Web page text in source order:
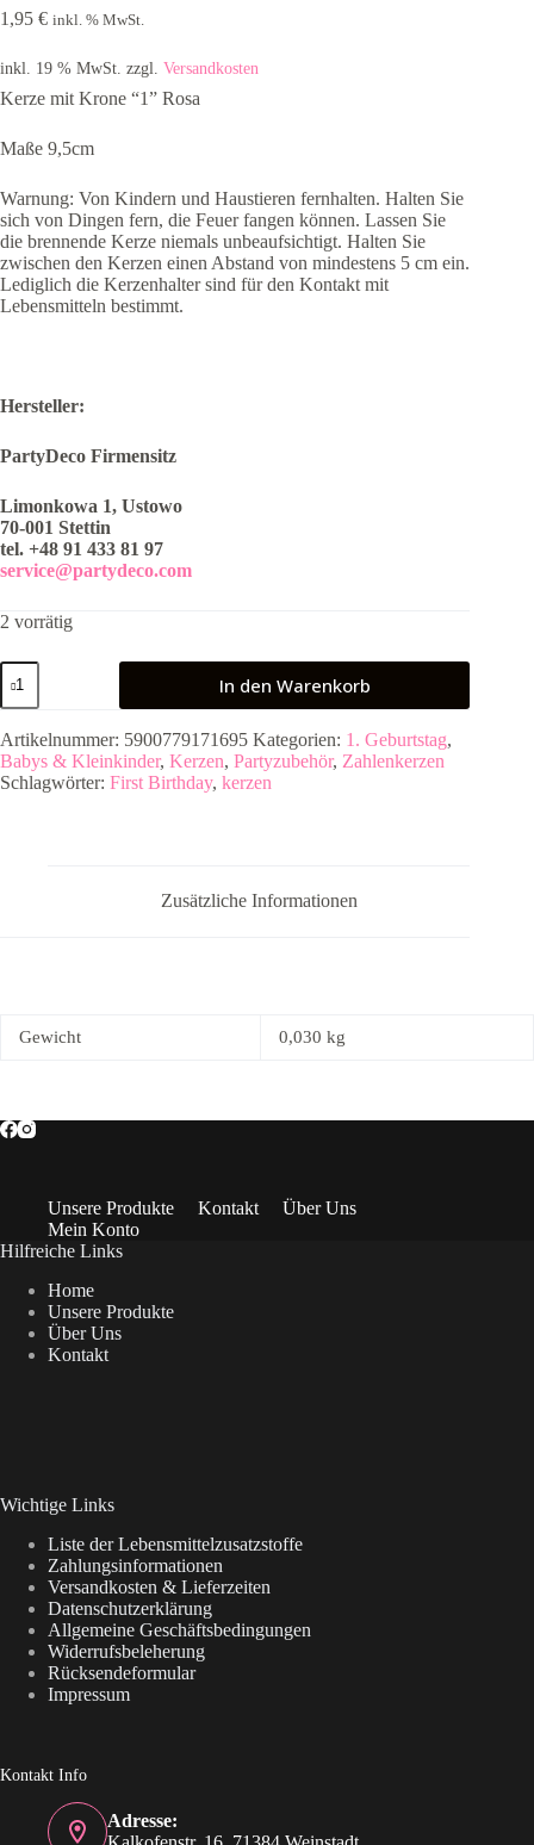
1,95 € inkl. % MwSt.
inkl. 19 % MwSt. zzgl. Versandkosten
Kerze mit Krone “1” Rosa
Maße 9,5cm
Warnung: Von Kindern und Haustieren fernhalten. Halten Sie
sich von Dingen fern, die Feuer fangen können. Lassen Sie
die brennende Kerze niemals unbeaufsichtigt. Halten Sie
zwischen den Kerzen einen Abstand von mindestens 5 cm ein.
Lediglich die Kerzenhalter sind für den Kontakt mit
Lebensmitteln bestimmt.
Hersteller:
PartyDeco Firmensitz
Limonkowa 1, Ustowo
70-001 Stettin
tel. +48 91 433 81 97
service@partydeco.com
2 vorrätig
Kerze
mit
Krone
"1"
Rosa
9,5cm
Menge
In den Warenkorb
Artikelnummer: 5900779171695 Kategorien: 1. Geburtstag,
Babys & Kleinkinder, Kerzen, Partyzubehör, Zahlenkerzen
Schlagwörter: First Birthday, kerzen
Zusätzliche Informationen
Gewicht 0,030 kg
Unsere Produkte Kontakt
Über Uns
Mein Konto
Hilfreiche Links
Home
Unsere Produkte
Über Uns
Kontakt
Wichtige Links
Liste der Lebensmittelzusatzstoffe
Zahlungsinformationen
Versandkosten & Lieferzeiten
Datenschutzerklärung
Allgemeine Geschäftsbedingungen
Widerrufsbeleherung
Rücksendeformular
Impressum
Kontakt Info
Adresse: